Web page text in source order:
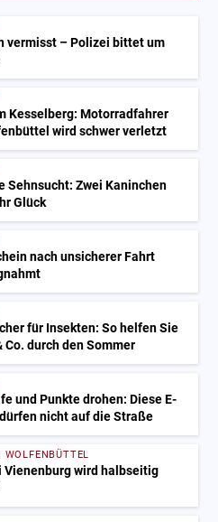
vermisst – Polizei bittet um
Kesselberg: Motorradfahrer
wird schwer verletzt
Sehnsucht: Zwei Kaninchen
Glück
nach unsicherer Fahrt
für Insekten: So helfen Sie
Co. durch den Sommer
und Punkte drohen: Diese E-
nicht auf die Straße
WOLFENBÜTTEL
Vienenburg wird halbseitig